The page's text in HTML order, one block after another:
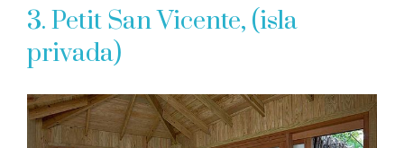
3. Petit San Vicente, (isla
privada)